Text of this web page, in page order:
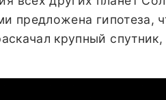
предложена гипотеза,
крупный спутник,